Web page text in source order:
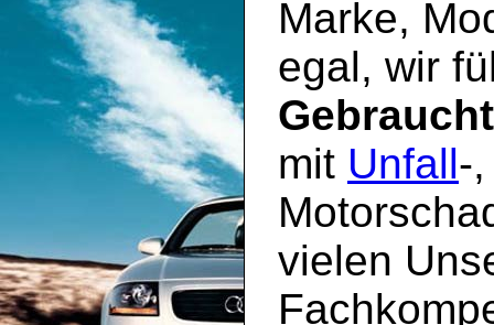
Marke,
egal, wir
mit Unfall-
vielen